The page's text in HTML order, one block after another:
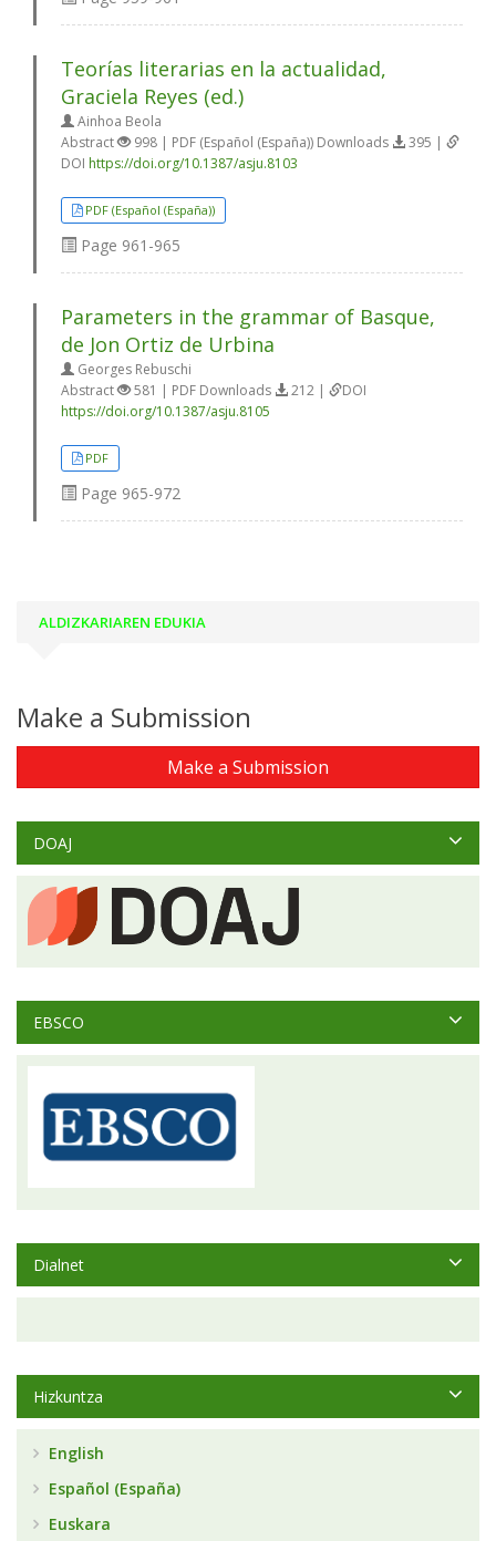
Teorías literarias en la actualidad,
Graciela Reyes (ed.)
Ainhoa Beola
Abstract
998 | PDF (Español (España)) Downloads
395 |
DOI https://doi.org/10.1387/asju.8103
PDF (Español (España))
Page 961-965
Parameters in the grammar of Basque,
de Jon Ortiz de Urbina
Georges Rebuschi
Abstract
581 | PDF Downloads 212 |
DOI
https://doi.org/10.1387/asju.8105
PDF
Page 965-972
ALDIZKARIAREN EDUKIA
Make a Submission
Make a Submission
DOAJ
EBSCO
Dialnet
Hizkuntza
English
Español (España)
Euskara